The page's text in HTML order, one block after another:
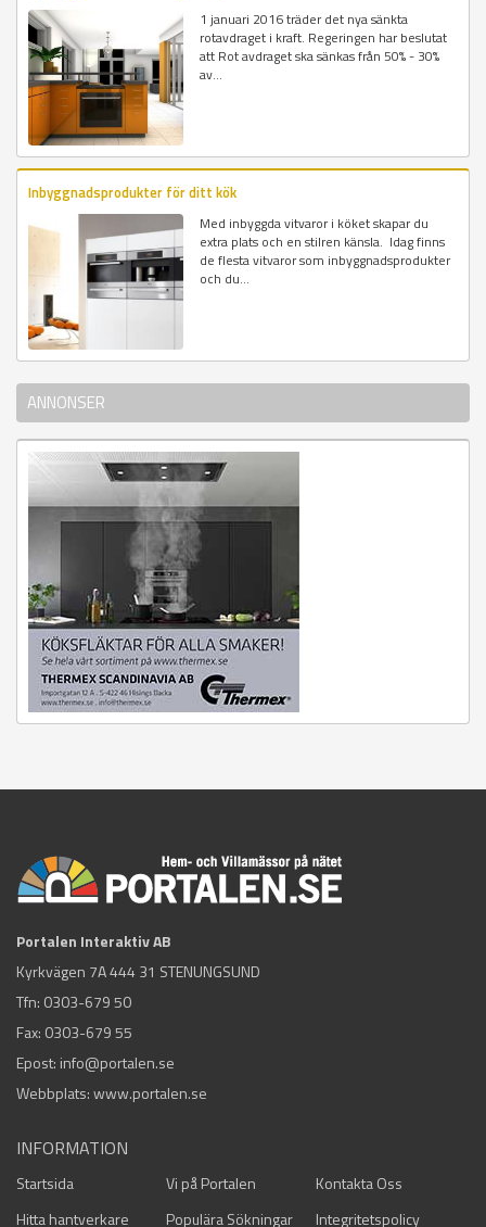
1 januari 2016 träder det nya sänkta
rotavdraget i kraft. Regeringen har beslutat
att Rot avdraget ska sänkas från 50% - 30%
av...
Inbyggnadsprodukter för ditt kök
Med inbyggda vitvaror i köket skapar du
extra plats och en stilren känsla. Idag finns
de flesta vitvaror som inbyggnadsprodukter
och du...
ANNONSER
Portalen Interaktiv AB
Kyrkvägen 7A 444 31 STENUNGSUND
Tfn: 0303-679 50
Fax: 0303-679 55
Epost: info@portalen.se
Webbplats: www.portalen.se
INFORMATION
Startsida Vi på Portalen
Kontakta Oss
Hitta hantverkare
Populära Sökningar Integritetspolicy